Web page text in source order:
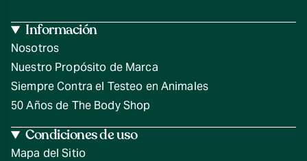
Información
Nosotros
Nuestro Propósito de Marca
Siempre Contra el Testeo en Animales
50 Años de The Body Shop
Condiciones de uso
Mapa del Sitio